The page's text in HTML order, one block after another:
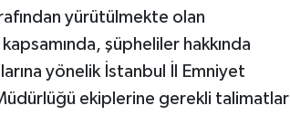
yürütülmekte olan
şüpheliler hakkında
yönelik İstanbul İl Emniyet
ekiplerine gerekli talimatlar